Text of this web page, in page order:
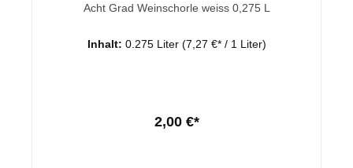
Acht Grad Weinschorle weiss 0,275 L
Inhalt: 0.275 Liter (7,27 €* / 1 Liter)
2,00 €*